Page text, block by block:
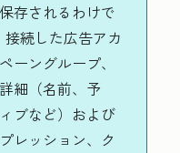
存されるわけで
接続した広告アカ
ーングループ、
細（名前、予
ブなど）および
レッション、ク